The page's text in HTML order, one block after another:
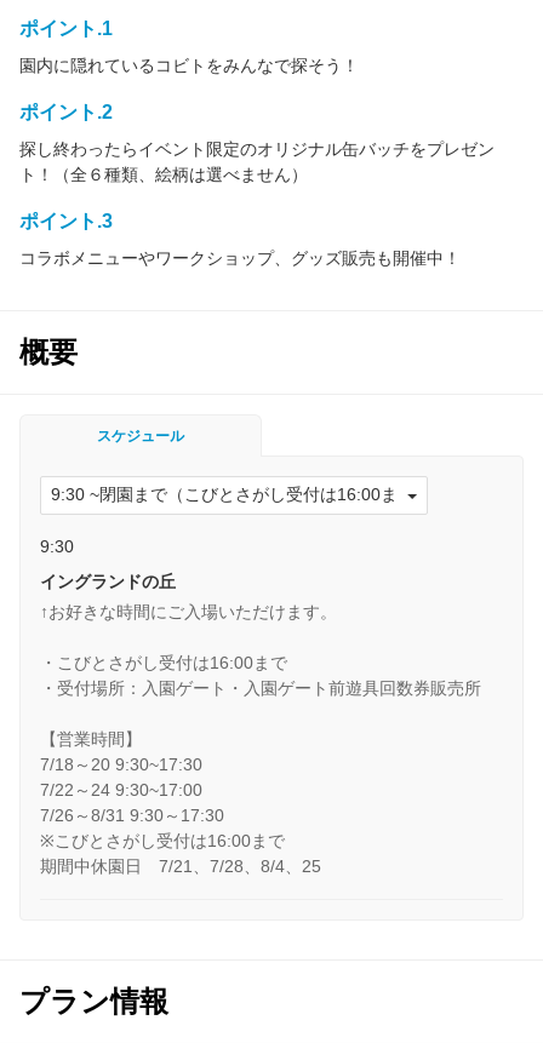
ポイント.1
園内に隠れているコビトをみんなで探そう！
ポイント.2
探し終わったらイベント限定のオリジナル缶バッチをプレゼン
ト！（全６種類、絵柄は選べません）
ポイント.3
コラボメニューやワークショップ、グッズ販売も開催中！
概要
スケジュール
9:30
イングランドの丘
↑お好きな時間にご入場いただけます。
・こびとさがし受付は16:00まで
・受付場所：入園ゲート・入園ゲート前遊具回数券販売所
【営業時間】
7/18～20 9:30~17:30
7/22～24 9:30~17:00
7/26～8/31 9:30～17:30
※こびとさがし受付は16:00まで
期間中休園日 7/21、7/28、8/4、25
プラン情報